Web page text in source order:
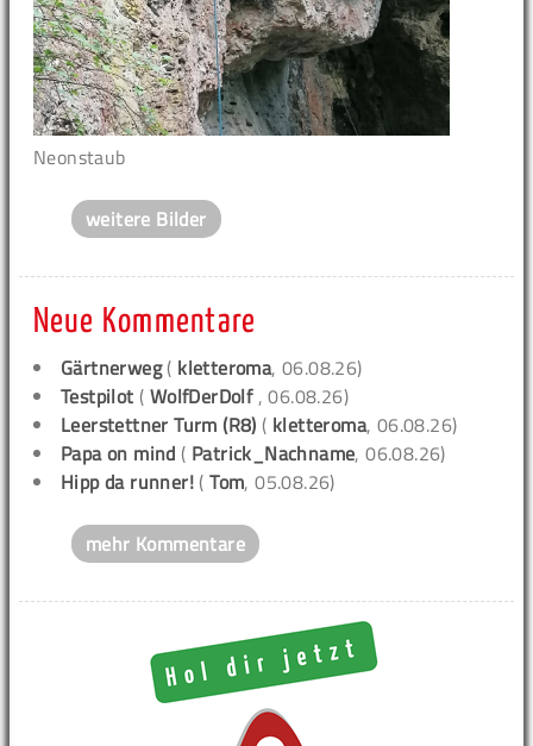
Neonstaub
weitere Bilder
Neue Kommentare
Gärtnerweg( kletteroma, 06.08.26)
Testpilot ( WolfDerDolf , 06.08.26)
Leerstettner Turm (R8) ( kletteroma, 06.08.26)
Papa on mind ( Patrick_Nachname, 06.08.26)
Hipp da runner! (Tom, 05.08.26)
mehr Kommentare